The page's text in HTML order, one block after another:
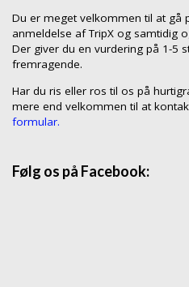
Du er meget velkommen til at gå
anmeldelse af TripX og samtidig
Der giver du en vurdering på 1-5
fremragende.
Har du ris eller ros til os på
mere end velkommen til at
formular.
Følg os på Facebook: